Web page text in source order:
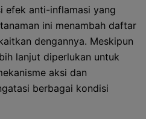
efek anti-inflamasi yang
ini menambah daftar
dengannya. Meskipun
lanjut diperlukan untuk
aksi dan
berbagai kondisi